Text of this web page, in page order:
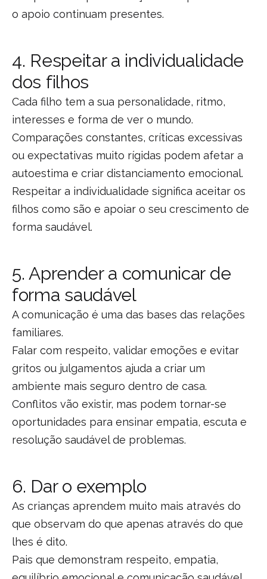
o apoio continuam presentes.
4. Respeitar a individualidade
dos filhos
Cada filho tem a sua personalidade, ritmo,
interesses e forma de ver o mundo.
Comparações constantes, críticas excessivas
ou expectativas muito rígidas podem afetar a
autoestima e criar distanciamento emocional.
Respeitar a individualidade significa aceitar os
filhos como são e apoiar o seu crescimento de
forma saudável.
5. Aprender a comunicar de
forma saudável
A comunicação é uma das bases das relações
familiares.
Falar com respeito, validar emoções e evitar
gritos ou julgamentos ajuda a criar um
ambiente mais seguro dentro de casa.
Conflitos vão existir, mas podem tornar-se
oportunidades para ensinar empatia, escuta e
resolução saudável de problemas.
6. Dar o exemplo
As crianças aprendem muito mais através do
que observam do que apenas através do que
lhes é dito.
Pais que demonstram respeito, empatia,